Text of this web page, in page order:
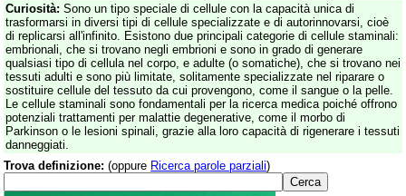
Curiosità: Sono un tipo speciale di cellule con la capacità unica di
trasformarsi in diversi tipi di cellule specializzate e di autorinnovarsi, cioè
di replicarsi all'infinito. Esistono due principali categorie di cellule staminali:
embrionali, che si trovano negli embrioni e sono in grado di generare
qualsiasi tipo di cellula nel corpo, e adulte (o somatiche), che si trovano nei
tessuti adulti e sono più limitate, solitamente specializzate nel riparare o
sostituire cellule del tessuto da cui provengono, come il sangue o la pelle.
Le cellule staminali sono fondamentali per la ricerca medica poiché offrono
potenziali trattamenti per malattie degenerative, come il morbo di
Parkinson o le lesioni spinali, grazie alla loro capacità di rigenerare i tessuti
danneggiati.
Trova definizione: (oppure Ricerca parole parziali)